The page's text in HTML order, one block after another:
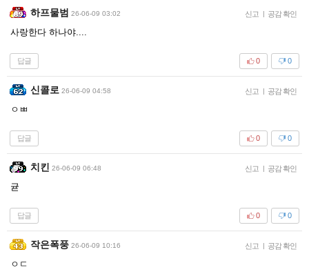
하프물범 26-06-09 03:02 신고 | 공감 확인
사랑한다 하나야....
답글 0
0
신콜로 26-06-09 04:58 신고 | 공감 확인
ㅇㅃ
답글 0
0
치킨 26-06-09 06:48 신고 | 공감 확인
귣
답글 0
0
작은폭풍 26-06-09 10:16 신고 | 공감 확인
ㅇㄷ